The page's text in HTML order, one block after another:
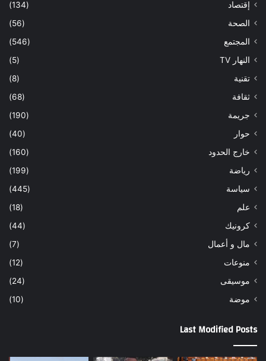
إقتصاد
(134)
الصحة
(56)
المجتمع
(546)
النهار TV
(5)
تقنية
(8)
ثقافة
(68)
جريمة
(190)
حوار
(40)
خارج الحدود
(160)
رياضة
(199)
سياسة
(445)
علم
(18)
كرونيك
(44)
مال و أعمال
(7)
منوعات
(12)
موسيقى
(24)
موضة
(10)
Last Modified Posts